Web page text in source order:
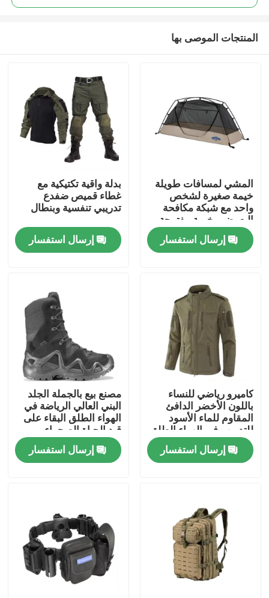
المنزل
المنتجات
فيديوهات
حولنا
جولة في المصنع
مراقبة الجودة
اطلب اقتباس
ملابس عسكرية تكتيكية
المنتجات الموصى بها
المشي لمسافات طويلة
خيمة صغيرة لشخص
واحد مع شبكة مكافحة
البعوض ، خيمة مفتوحة
سريعة
إرسال استفسار
بدلة واقية تكتيكية مع
غطاء قميص ضفدع
تدريبي تنفسية وبنطال
إرسال استفسار
كاميرو رياضي للنساء
باللون الأخضر الدافئ
المقاوم للماء الأسود
للتدريب في الهواء الطلق
القشرة الرخوة القطبية
البحرية الشتاء سترات
تكتيكية
إرسال استفسار
مصنع بيع بالجملة الجلد
البني العالي الرياضة في
الهواء الطلق البقاء على
قيد الحياة الصحراء
السلامة الأحذية القتالية
التكتيكيةإرسال استفسار